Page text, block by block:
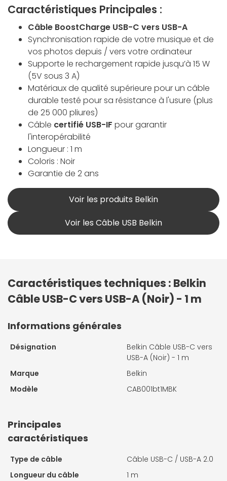
Caractéristiques Principales :
Câble BoostCharge USB-C vers USB-A
Synchronisation rapide de votre musique et de
vos photos depuis / vers votre ordinateur
Supporte le rechargement rapide jusqu’à 15 W
(5V sous 3 A)
Matériaux de qualité supérieure pour un câble
durable testé pour sa résistance à l'usure (plus
de 25 000 pliures)
Câble certifié USB-IF pour garantir
l'interopérabilité
Longueur : 1 m
Coloris : Noir
Garantie de 2 ans
Voir les produits Belkin
Voir les Câble USB Belkin
Caractéristiques techniques : Belkin
Câble USB-C vers USB-A (Noir) - 1 m
Informations générales
Désignation
Belkin Câble USB-C vers
USB-A (Noir) - 1 m
Marque
Belkin
Modèle
CAB001bt1MBK
Principales
caractéristiques
Type de câble
Câble USB-C / USB-A 2.0
Longueur du câble
1 m